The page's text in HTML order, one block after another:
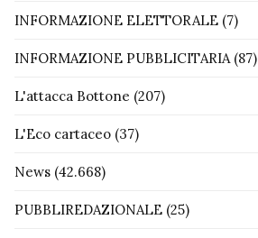
INFORMAZIONE ELETTORALE (7)
INFORMAZIONE PUBBLICITARIA(87)
L'attacca Bottone (207)
L'Eco cartaceo (37)
News (42.668)
PUBBLIREDAZIONALE (25)